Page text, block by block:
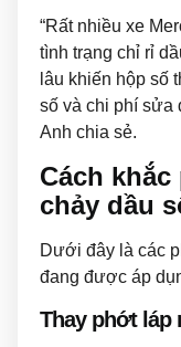
“Rất nhiều xe
tình trạng chỉ rỉ
lâu khiến hộp số
số và chi phí sửa
Anh chia sẻ.
Cách
chảy dầu
Dưới đây là các
đang được áp
Thay phớt láp